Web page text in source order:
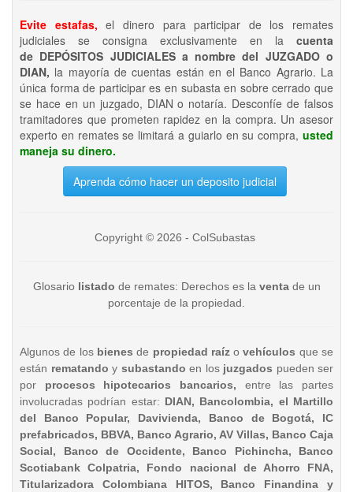
Evite estafas, el dinero para participar de los remates
judiciales se consigna exclusivamente en la cuenta
de DEPÓSITOS JUDICIALES a nombre del JUZGADO o
DIAN, la mayoría de cuentas están en el Banco Agrario. La
única forma de participar es en subasta en sobre cerrado que
se hace en un juzgado, DIAN o notaría. Desconfíe de falsos
tramitadores que prometen rapidez en la compra. Un asesor
experto en remates se limitará a guiarlo en su compra, usted
maneja su dinero.
Aprenda cómo hacer un deposito judicial
Copyright © 2026 - ColSubastas
Glosario listado de remates: Derechos es la ventade un
porcentaje de la propiedad.
Algunos de los bienesde propiedad raízo vehículos que se
están rematando y subastando en los juzgados pueden ser
por procesos hipotecarios bancarios, entre las partes
involucradas podrían estar: DIAN, Bancolombia, el Martillo
del Banco Popular, Davivienda, Banco de Bogotá, IC
prefabricados, BBVA, Banco Agrario, AV Villas, Banco Caja
Social, Banco de Occidente, Banco Pichincha, Banco
Scotiabank Colpatria, Fondo nacional de Ahorro FNA,
Titularizadora Colombiana HITOS, Banco Finandina y